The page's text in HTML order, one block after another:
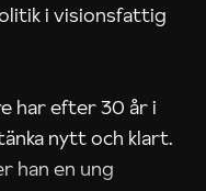
i visionsfattig
har efter 30 år i
nytt och klart.
han en ung